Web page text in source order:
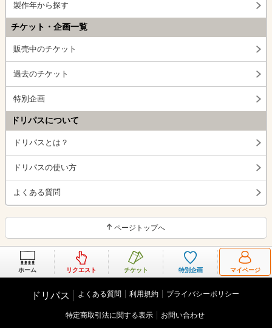
製作年から探す
チケット・企画一覧
販売中のチケット
過去のチケット
特別企画
ドリパスについて
ドリパスとは？
ドリパスの使い方
よくある質問
ページトップへ
ホーム リクエスト チケット 特別企画 マイページ
ドリパス よくある質問 利用規約 プライバシーポリシー
特定商取引法に関する表示 お問い合わせ